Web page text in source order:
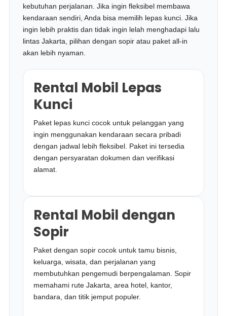
kebutuhan perjalanan. Jika ingin fleksibel membawa
kendaraan sendiri, Anda bisa memilih lepas kunci. Jika
ingin lebih praktis dan tidak ingin lelah menghadapi lalu
lintas Jakarta, pilihan dengan sopir atau paket all-in
akan lebih nyaman.
Rental Mobil Lepas
Kunci
Paket lepas kunci cocok untuk pelanggan yang
ingin menggunakan kendaraan secara pribadi
dengan jadwal lebih fleksibel. Paket ini tersedia
dengan persyaratan dokumen dan verifikasi
alamat.
Rental Mobil dengan
Sopir
Paket dengan sopir cocok untuk tamu bisnis,
keluarga, wisata, dan perjalanan yang
membutuhkan pengemudi berpengalaman. Sopir
memahami rute Jakarta, area hotel, kantor,
bandara, dan titik jemput populer.